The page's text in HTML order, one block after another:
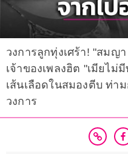
วงการลูกทุ่งเศร้า! "สมญ
เจ้าของเพลงฮิต "เมียไม่
เส้นเลือดในสมองตีบ ท่า
วงการ